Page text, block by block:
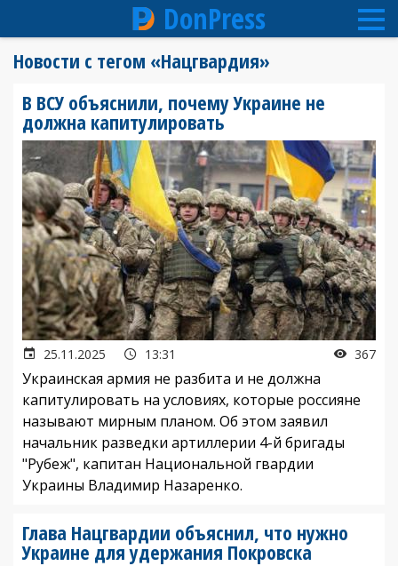
содержанию
DonPress
Новости с тегом «Нацгвардия»
В ВСУ объяснили, почему Украине не
должна капитулировать
25.11.2025 13:31 367
Украинская армия не разбита и не должна
капитулировать на условиях, которые россияне
называют мирным планом. Об этом заявил
начальник разведки артиллерии 4-й бригады
"Рубеж", капитан Национальной гвардии
Украины Владимир Назаренко.
Глава Нацгвардии объяснил, что нужно
Украине для удержания Покровска